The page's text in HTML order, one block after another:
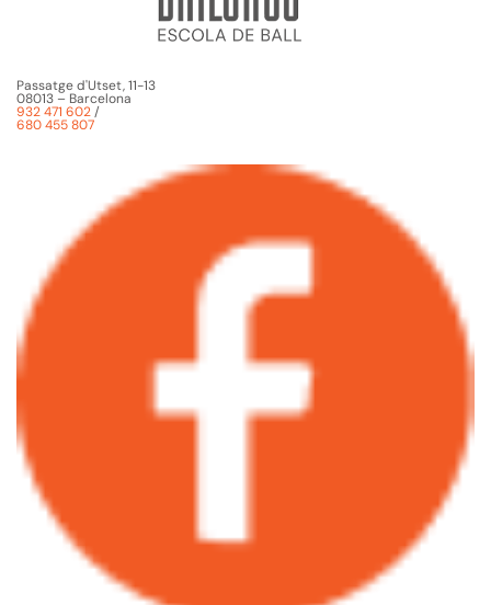
Passatge d'Utset, 11-13
08013 – Barcelona
932 471 602/
680 455 807